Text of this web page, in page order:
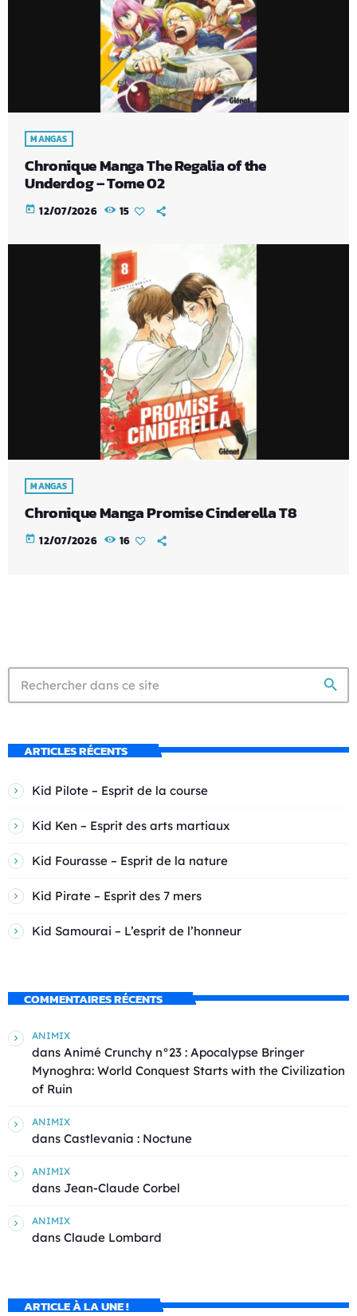
MANGAS
Chronique Manga The Regalia of the
Underdog – Tome 02
today 12/07/2026 15
MANGAS
Chronique Manga Promise Cinderella T8
today 12/07/2026 16
search
ARTICLES RÉCENTS
Kid Pilote – Esprit de la course
Kid Ken – Esprit des arts martiaux
Kid Fourasse – Esprit de la nature
Kid Pirate – Esprit des 7 mers
Kid Samourai – L’esprit de l’honneur
COMMENTAIRES RÉCENTS
ANIMIX
dans Animé Crunchy n°23 : Apocalypse Bringer
Mynoghra: World Conquest Starts with the Civilization
of Ruin
ANIMIX
dans Castlevania : Noctune
ANIMIX
dans Jean-Claude Corbel
ANIMIX
dans Claude Lombard
ARTICLE À LA UNE !